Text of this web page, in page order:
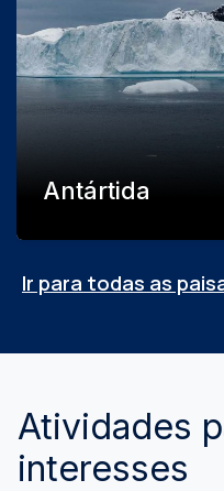
Antártida
Ir para todas as
Atividades
interesses